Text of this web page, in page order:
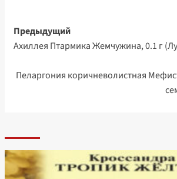
Навигация
записи
Предыдущий
Ахиллея Птармика Жемчужина, 0.1 г
Пеларгония коричневолистная